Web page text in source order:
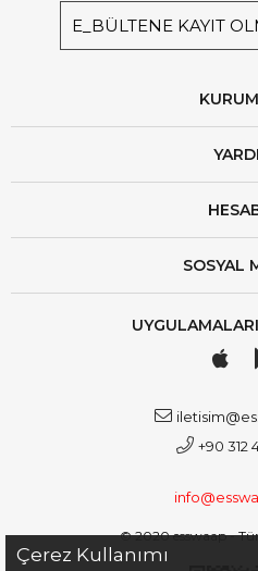
E_BÜLTENE KAYIT
SOSYAL
+90 312
© 2020 esswaap -
Çerez Kullanımı